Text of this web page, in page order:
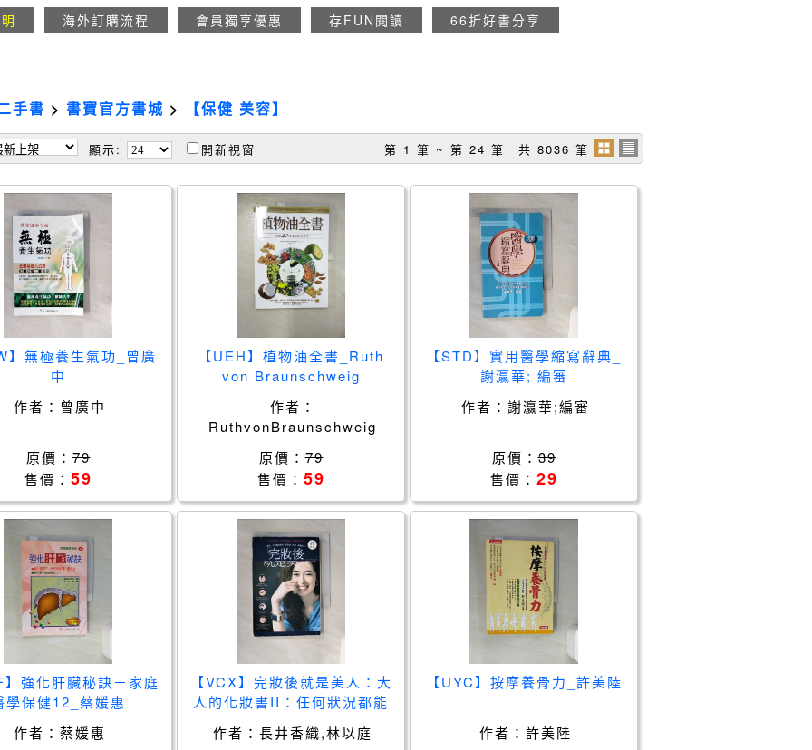
海外訂購流程 會員獨享優惠 存FUN閱讀 66折好書分享
手書 > 書寶官方書城 > 【保健 美容】
顯示: 開新視窗 第 1 筆 ~ 第 24 筆 共 8036 筆
】無極養生氣功_曾廣
中
作者： 曾廣中
原價：79
售價： 59
【UEH】植物油全書_Ruth
von Braunschweig
作者：
RuthvonBraunschweig
原價：79
售價： 59
【STD】實用醫學縮寫辭典_
謝瀛華; 編審
作者： 謝瀛華;編審
原價：39
售價： 29
】強化肝臟秘訣－家庭
學保健12_蔡媛惠
作者： 蔡媛惠
【VCX】完妝後就是美人：大
人的化妝書II：任何狀況都能
織, 林以庭
作者： 長井香織,林以庭
【UYC】按摩養骨力_許美陸
作者： 許美陸